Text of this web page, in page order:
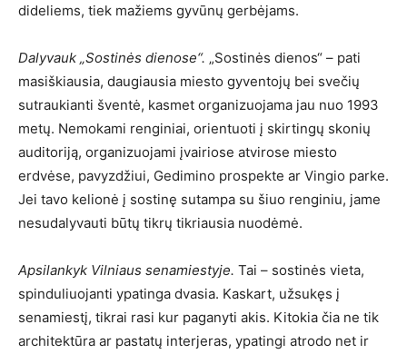
dideliems, tiek mažiems gyvūnų gerbėjams.
Dalyvauk „Sostinės dienose“. „Sostinės dienos“ – pati
masiškiausia, daugiausia miesto gyventojų bei svečių
sutraukianti šventė, kasmet organizuojama jau nuo 1993
metų. Nemokami renginiai, orientuoti į skirtingų skonių
auditoriją, organizuojami įvairiose atvirose miesto
erdvėse, pavyzdžiui, Gedimino prospekte ar Vingio parke.
Jei tavo kelionė į sostinę sutampa su šiuo renginiu, jame
nesudalyvauti būtų tikrų tikriausia nuodėmė.
Apsilankyk Vilniaus senamiestyje. Tai – sostinės vieta,
spinduliuojanti ypatinga dvasia. Kaskart, užsukęs į
senamiestį, tikrai rasi kur paganyti akis. Kitokia čia ne tik
architektūra ar pastatų interjeras, ypatingi atrodo net ir